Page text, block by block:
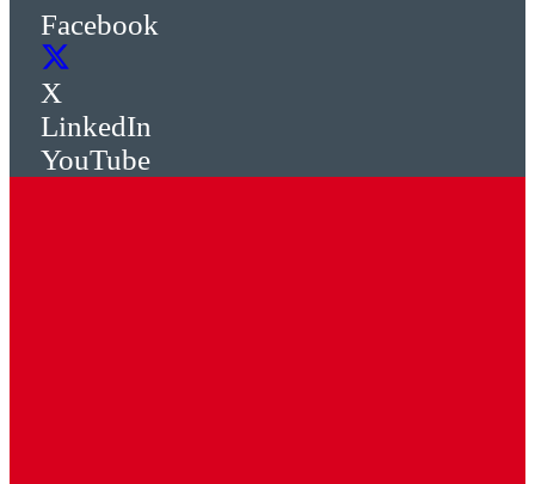
Facebook
X
LinkedIn
YouTube